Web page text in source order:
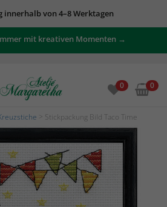
innerhalb von 4–8 Werktagen
mit kreativen Momenten →
0 0
> Stickpackung Bild Taco Time